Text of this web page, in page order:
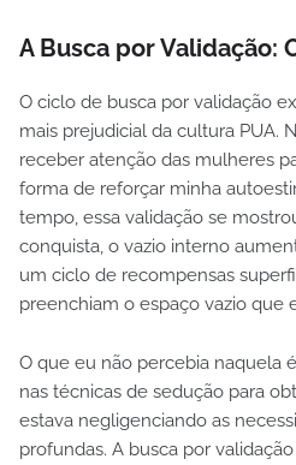
A Busca por Validação:
O ciclo de busca por validação
mais prejudicial da cultura PUA.
receber atenção das mulheres
forma de reforçar minha
tempo, essa validação se
conquista, o vazio interno
um ciclo de recompensas
preenchiam o espaço vazio que
O que eu não percebia naquela
nas técnicas de sedução para
estava negligenciando as
profundas. A busca por